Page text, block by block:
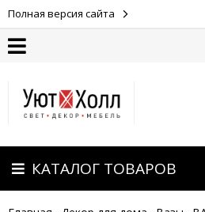
Полная версия сайта
Оплата
Доставка
КАТАЛОГ ТОВАРОВ